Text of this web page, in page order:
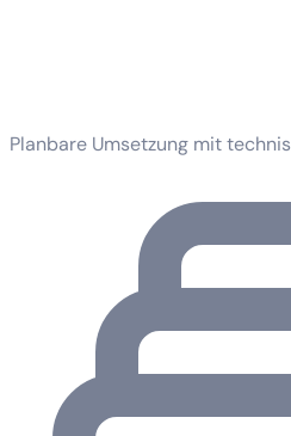
Planbare Umsetzung mit